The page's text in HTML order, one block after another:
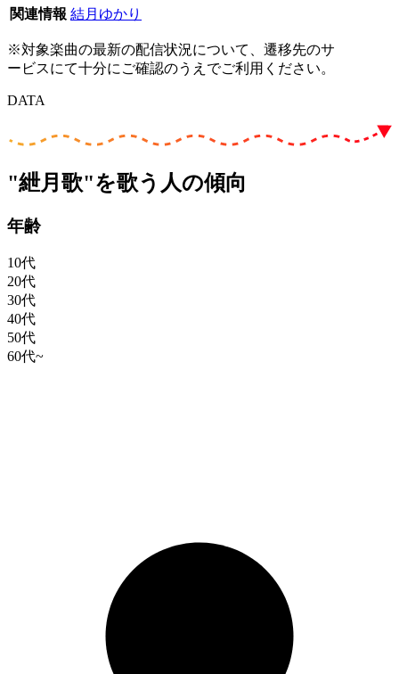
関連情報 結月ゆかり
※対象楽曲の最新の配信状況について、遷移先のサ
ービスにて十分にご確認のうえでご利用ください。
DATA
"紲月歌"を歌う人の傾向
年齢
10代
20代
30代
40代
50代
60代~